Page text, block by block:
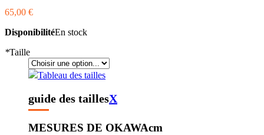
65,00 €
DisponibilitéEn stock
*Taille
Tableau des tailles
guide des taillesX
MESURES DE OKAWAcm